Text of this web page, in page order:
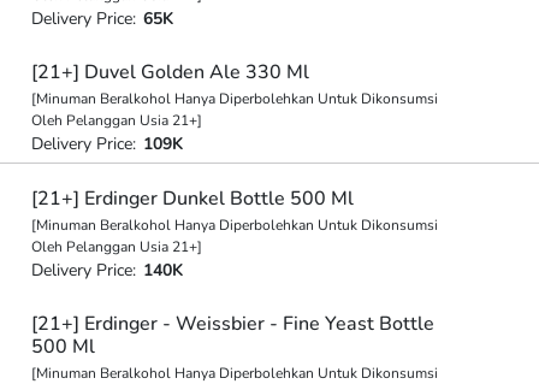
Delivery Price: 65K
[21+] Duvel Golden Ale 330 Ml
[Minuman Beralkohol Hanya Diperbolehkan Untuk Dikonsumsi
Oleh Pelanggan Usia 21+]
Delivery Price: 109K
[21+] Erdinger Dunkel Bottle 500 Ml
[Minuman Beralkohol Hanya Diperbolehkan Untuk Dikonsumsi
Oleh Pelanggan Usia 21+]
Delivery Price: 140K
[21+] Erdinger - Weissbier - Fine Yeast Bottle
500 Ml
[Minuman Beralkohol Hanya Diperbolehkan Untuk Dikonsumsi